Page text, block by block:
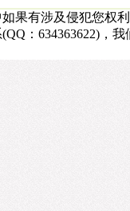
果有涉及侵犯您权
：634363622)，我